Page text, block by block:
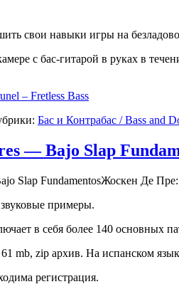
свои навыки игры на
с бас-гитарой в руках в
– Fretless Bass
Бас и Контрабас / Bass and
— Bajo Slap
Жоскен Де Пре:
примеры.
в себя более 140 основных
mb, zip архив. На испанском
регистрация.